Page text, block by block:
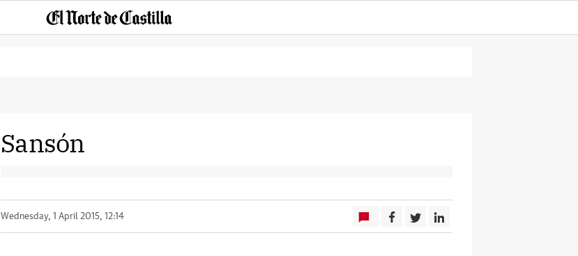
Sansón
Wednesday, 1 April 2015, 12:14